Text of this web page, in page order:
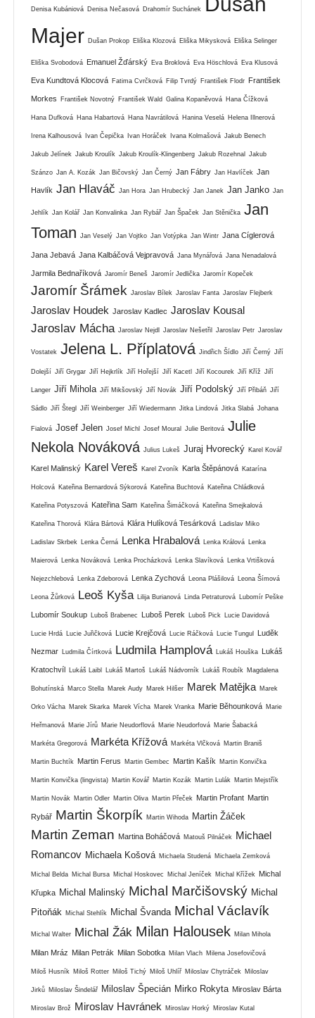
Denisa Kubániová Denisa Nečasová Drahomír Suchánek
Majer Dušan Prokop Eliška Klozová Eliška Mikysková Eliška Selinger
Eliška Svobodová Emanuel Žďárský Eva Broklová Eva Höschlová Eva Klusová
Eva Kundtová Klocová Fatima Cvrčková Filip Tvrdý František Flodr František
Morkes František Novotný František Wald Galina Kopaněvová Hana Čížková
Hana Dufková Hana Habartová Hana Navrátilová Hanina Veselá Helena Illnerová
Irena Kalhousová Ivan Čepička Ivan Horáček Ivana Kolmašová Jakub Benech
Jakub Jelínek Jakub Kroulík Jakub Kroulík-Klingenberg Jakub Rozehnal Jakub
Szánzo Jan A. Kozák Jan Bičovský Jan Černý Jan Fábry Jan Havlíček Jan
Havlík Jan Hlaváč Jan Hora Jan Hrubecký Jan Janek Jan Janko Jan
Jehlík Jan Kolář Jan Konvalinka Jan Rybář Jan Špaček Jan Stěnička Jan
Toman
Jan Veselý Jan Vojtko Jan Votýpka Jan Wintr Jana Cíglerová
Jana Jebavá Jana Kalbáčová Vejpravová Jana Mynářová Jana Nenadalová
Jarmila Bednaříková Jaromír Beneš Jaromír Jedlička Jaromír Kopeček
Jaromír Šrámek Jaroslav Bílek Jaroslav Fanta Jaroslav Flejberk
Jaroslav Houdek Jaroslav Kadlec Jaroslav Kousal
Jaroslav Mácha Jaroslav Nejdl Jaroslav Nešetřil Jaroslav Petr Jaroslav
Vostatek Jelena L. Příplatová Jindřich Šídlo Jiří Černý Jiří
Dolejší Jiří Grygar Jiří Hejkrlík Jiří Hořejší Jiří Kacetl Jiří Kocourek Jiří Kříž Jiří
Langer Jiří Mihola Jiří Mikšovský Jiří Novák Jiří Podolský Jiří Přibáň Jiří
Sádlo Jiří Štegl Jiří Weinberger Jiří Wiedermann Jitka Lindová Jitka Slabá Johana
Fialová Josef Jelen Josef Michl Josef Moural Julie Beritová Julie
Nekola Nováková Julius Lukeš Juraj Hvorecký Karel Kovář
Karel Malinský Karel Vereš Karel Zvoník Karla Štěpánová Katarína
Holcová Kateřina Bernardová Sýkorová Kateřina Buchtová Kateřina Chládková
Kateřina Potyszová Kateřina Sam Kateřina Šimáčková Kateřina Smejkalová
Kateřina Thorová Klára Bártová Klára Hulíková Tesárková Ladislav Miko
Ladislav Skrbek Lenka Černá Lenka Hrabalová Lenka Králová Lenka
Maierová Lenka Nováková Lenka Procházková Lenka Slavíková Lenka Vrtišková
Nejezchlebová Lenka Zdeborová Lenka Zychová Leona Plášilová Leona Šímová
Leona Žůrková Leoš Kyša Lilija Burianová Linda Petraturová Lubomír Peške
Lubomír Soukup Luboš Brabenec Luboš Perek Luboš Pick Lucie Davidová
Lucie Hrdá Lucie Juřičková Lucie Krejčová Lucie Ráčková Lucie Tungul Luděk
Nezmar Ludmila Čírtková Ludmila Hamplová Lukáš Houška Lukáš
Kratochvíl Lukáš Laibl Lukáš Martoš Lukáš Nádvorník Lukáš Roubík Magdalena
Bohutínská Marco Stella Marek Audy Marek Hilšer Marek Matějka Marek
Orko Vácha Marek Skarka Marek Vícha Marek Vranka Marie Běhounková Marie
Heřmanová Marie Jírů Marie Neudorflová Marie Neudorfová Marie Šabacká
Markéta Gregorová Markéta Křížová Markéta Vlčková Martin Braniš
Martin Buchtík Martin Ferus Martin Gembec Martin Kašík Martin Konvička
Martin Konvička (lingvista) Martin Kovář Martin Kozák Martin Lulák Martin Mejstřík
Martin Novák Martin Odler Martin Oliva Martin Přeček Martin Profant Martin
Rybář Martin Škorpík Martin Wihoda Martin Žáček
Martin Zeman Martina Boháčová Matouš Pilnáček
Michael
Romancov Michaela Košová Michaela Studená Michaela Zemková
Michal Belda Michal Bursa Michal Hoskovec Michal Jeníček Michal Křížek Michal
Křupka Michal Malinský Michal Marčišovský Michal
Pitoňák Michal Stehlík Michal Švanda Michal Václavík
Michal Walter Michal Žák Milan Halousek Milan Mihola
Milan Mráz Milan Petrák Milan Sobotka Milan Vlach Milena Josefovičová
Miloš Husník Miloš Rotter Miloš Tichý Miloš Uhlíř Miloslav Chytráček Miloslav
Jirků Miloslav Šindelář Miloslav Špecián Mirko Rokyta Miroslav Bárta
Miroslav Brož Miroslav Havránek Miroslav Horký Miroslav Kutal